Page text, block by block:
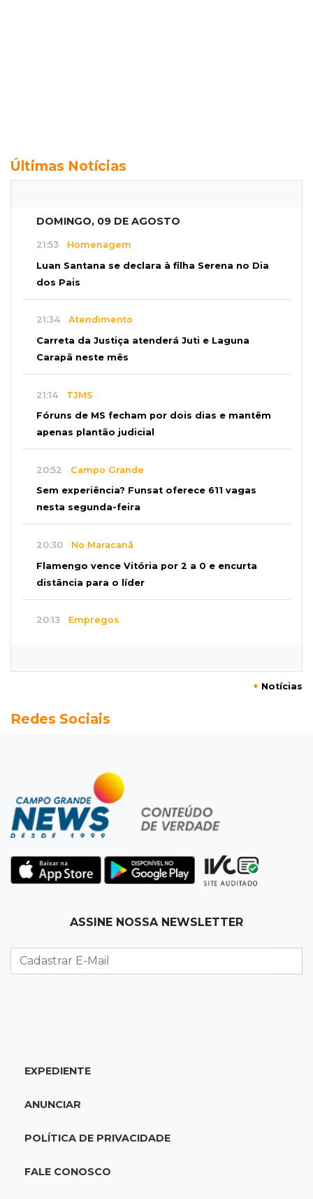
Últimas Notícias
DOMINGO, 09 DE AGOSTO
21:53 Homenagem
Luan Santana se declara à filha Serena no Dia
dos Pais
21:34 Atendimento
Carreta da Justiça atenderá Juti e Laguna
Carapã neste mês
21:14 TJMS
Fóruns de MS fecham por dois dias e mantêm
apenas plantão judicial
20:52 Campo Grande
Sem experiência? Funsat oferece 611 vagas
nesta segunda-feira
20:30 No Maracanã
Flamengo vence Vitória por 2 a 0 e encurta
distância para o líder
20:13 Empregos
Vigia é amarrado durante roubo de carro e
Bragança Paulista
Corinthians vence Bragantino por 2 a 0 e sobe
para 7º no Brasileirão
Athletico vence Santos por 2 a 0 e mantém 3º
lugar no Brasileirão
Oportunidades
com salários de até R$ 10,2 mil
18:15Nubank Parque
rodada do Brasileirão
17:58Gratuitas
Justiça homologa acordo para castração de
+ Notícias
Redes Sociais
ASSINE NOSSA NEWSLETTER
EXPEDIENTE
ANUNCIAR
POLÍTICA DE PRIVACIDADE
FALE CONOSCO